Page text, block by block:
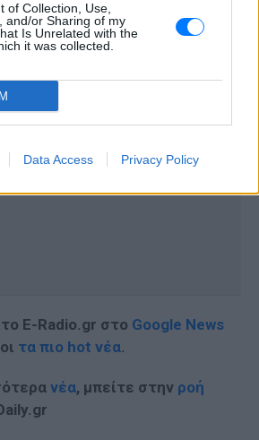
of Collection, Use,
and/or Sharing of my
Is Unrelated with the
it was collected.
Data Access Privacy Policy
E-Radio.gr στο Google News
τα πιο hot νέα.
νέα, μπείτε στην ροή